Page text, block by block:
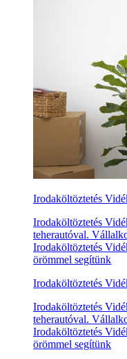
Irodaköltöztetés
Irodaköltöztetés
teherautóval.
Irodaköltöztetés
örömmel segítünk
Irodaköltöztetés
Irodaköltöztetés
teherautóval.
Irodaköltöztetés
örömmel segítünk